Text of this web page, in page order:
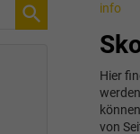
info
Hier
von